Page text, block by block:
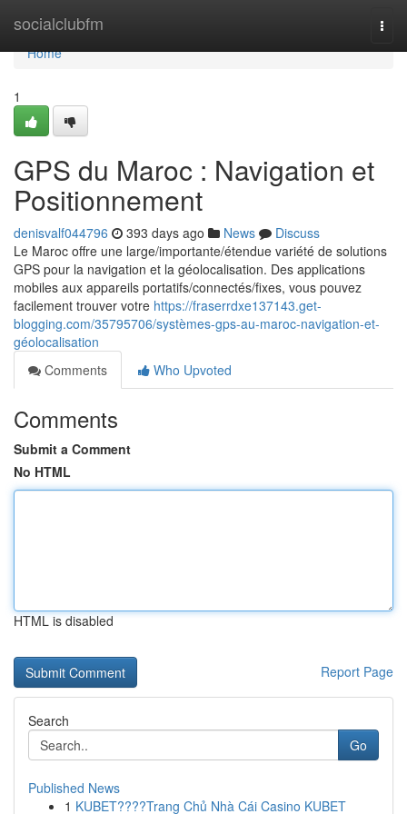
socialclubfm
Home
Home
1
GPS du Maroc : Navigation et
Positionnement
denisvalf044796 393 days ago News
Discuss
Le Maroc offre une large/importante/étendue variété de solutions
GPS pour la navigation et la géolocalisation. Des applications
mobiles aux appareils portatifs/connectés/fixes, vous pouvez
facilement trouver votre https://fraserrdxe137143.get-
blogging.com/35795706/systèmes-gps-au-maroc-navigation-et-
géolocalisation
Comments
Who Upvoted
Comments
Submit a Comment
No HTML
HTML is disabled
Report Page
Search
Go
Published News
1 KUBET????️Trang Chủ Nhà Cái Casino KUBET